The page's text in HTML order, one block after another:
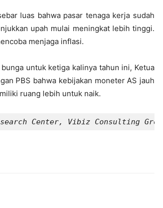
luas bahwa pasar tenaga kerja sudah
upah mulai meningkat lebih tinggi.
menjaga inflasi.
untuk ketiga kalinya tahun ini, Ketua
PBS bahwa kebijakan moneter AS jauh
ruang lebih untuk naik.
Center, Vibiz Consulting Group